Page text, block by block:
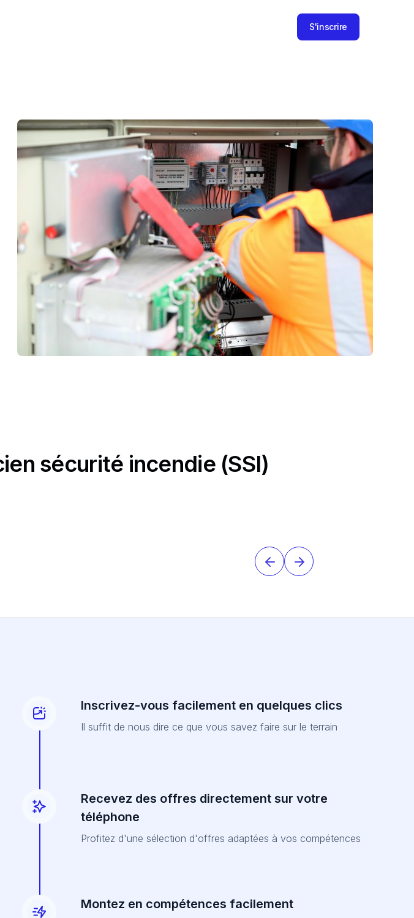
S'inscrire
sécurité incendie (SSI)
Inscrivez-vous facilement en quelques clics
Il suffit de nous dire ce que vous savez faire sur le terrain
Recevez des offres directement sur votre
téléphone
Profitez d'une sélection d'offres adaptées à vos compétences
Montez en compétences facilement